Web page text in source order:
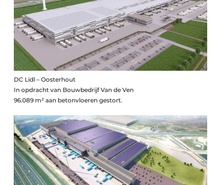
DC Lidl – Oosterhout
In opdracht van Bouwbedrijf Van de Ven
96.089 m² aan betonvloeren gestort.